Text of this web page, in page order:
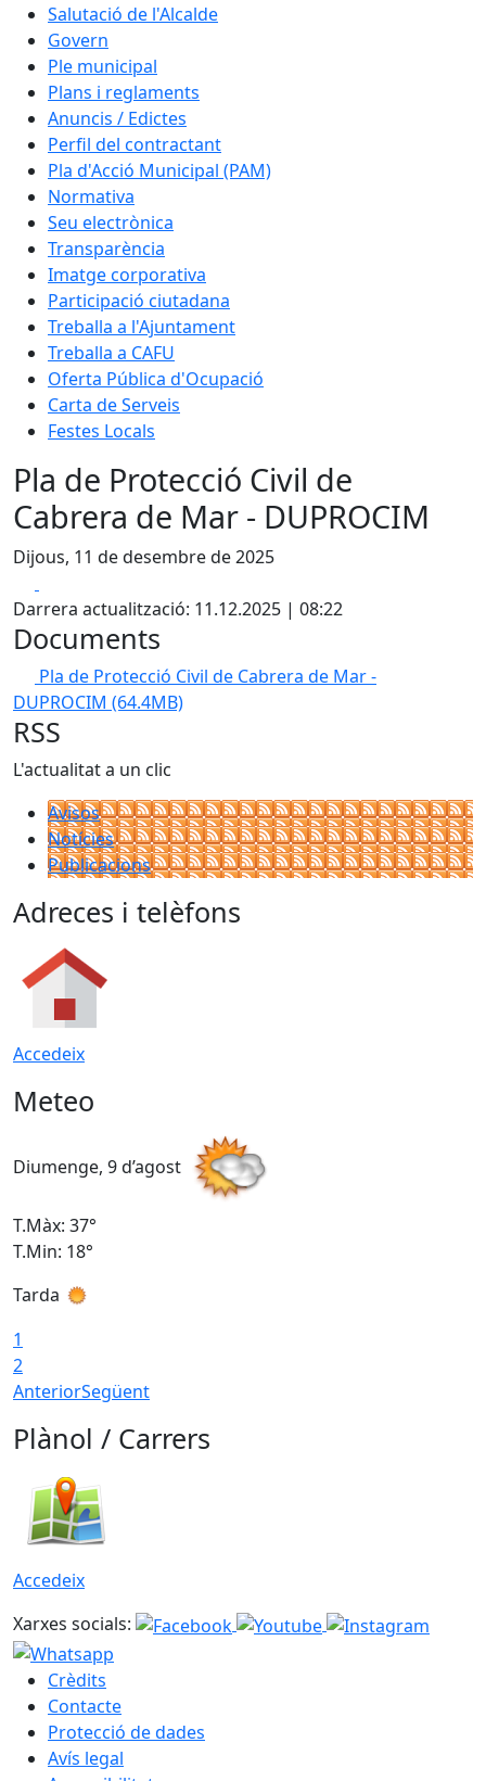
Salutació de l'Alcalde
Govern
Ple municipal
Plans i reglaments
Anuncis / Edictes
Perfil del contractant
Pla d'Acció Municipal (PAM)
Normativa
Seu electrònica
Transparència
Imatge corporativa
Participació ciutadana
Treballa a l'Ajuntament
Treballa a CAFU
Oferta Pública d'Ocupació
Carta de Serveis
Festes Locals
Pla de Protecció Civil de
Cabrera de Mar - DUPROCIM
Dijous, 11 de desembre de 2025
Darrera actualització: 11.12.2025 | 08:22
Documents
Pla de Protecció Civil de Cabrera de Mar -
DUPROCIM (64.4MB)
RSS
L'actualitat a un clic
Avisos
Notícies
Publicacions
Adreces i telèfons
Accedeix
Meteo
Diumenge, 9 d’agost
T.Màx: 37°
T.Min: 18°
Tarda
1
2
AnteriorSegüent
Plànol / Carrers
Accedeix
Xarxes socials:
Crèdits
Contacte
Protecció de dades
Avís legal